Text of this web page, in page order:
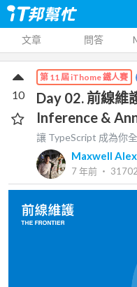
文章 問答
第 11 屆 iThome 鐵人賽
Day 02. 前線維
Inference &
讓 TypeScript 成為你
Maxwell
7 年前 ‧ 31702
10